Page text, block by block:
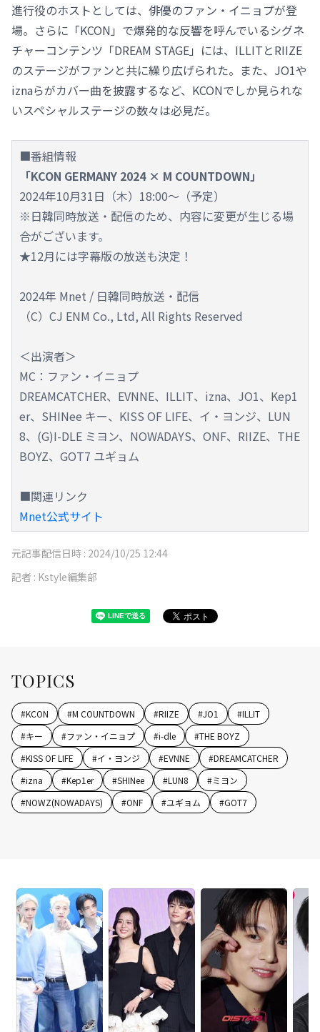
進行役のホストとしては、俳優のファン・イニョプが登
場。さらに「KCON」で爆発的な反響を呼んでいるシグネ
チャーコンテンツ「DREAM STAGE」には、ILLITとRIIZE
のステージがファンと共に繰り広げられた。また、JO1や
iznaらがカバー曲を披露するなど、KCONでしか見られな
いスペシャルステージの数々は必見だ。
■番組情報
「KCON GERMANY 2024 × M COUNTDOWN」
2024年10月31日（木）18:00～（予定）
※日韓同時放送・配信のため、内容に変更が生じる場
合がございます。
★12月には字幕版の放送も決定！
2024年 Mnet / 日韓同時放送・配信
（C）CJ ENM Co., Ltd, All Rights Reserved
＜出演者＞
MC：ファン・イニョプ
DREAMCATCHER、EVNNE、ILLIT、izna、JO1、Kep1
er、SHINee キー、KISS OF LIFE、イ・ヨンジ、LUN
8、(G)I-DLE ミヨン、NOWADAYS、ONF、RIIZE、THE
BOYZ、GOT7 ユギョム
■関連リンク
Mnet公式サイト
元記事配信日時 : 2024/10/25 12:44
記者 : Kstyle編集部
TOPICS
#KCON #M COUNTDOWN #RIIZE #JO1 #ILLIT
#キー #ファン・イニョプ #i-dle #THE BOYZ
#KISS OF LIFE #イ・ヨンジ #EVNNE #DREAMCATCHER
#izna #Kep1er #SHINee #LUN8 #ミヨン
#NOWZ(NOWADAYS) #ONF #ユギョム #GOT7